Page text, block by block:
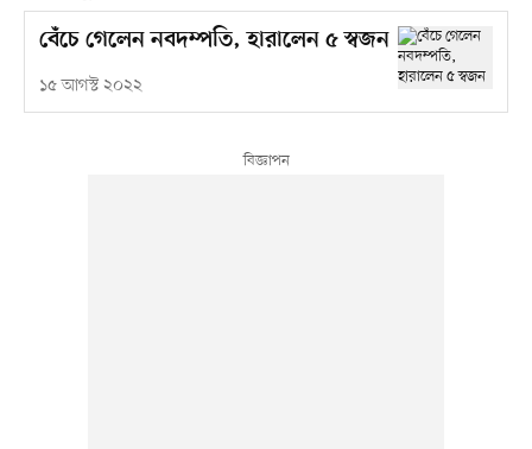
বেঁচে গেলেন নবদম্পতি, হারালেন ৫ স্বজন
১৫ আগস্ট ২০২২